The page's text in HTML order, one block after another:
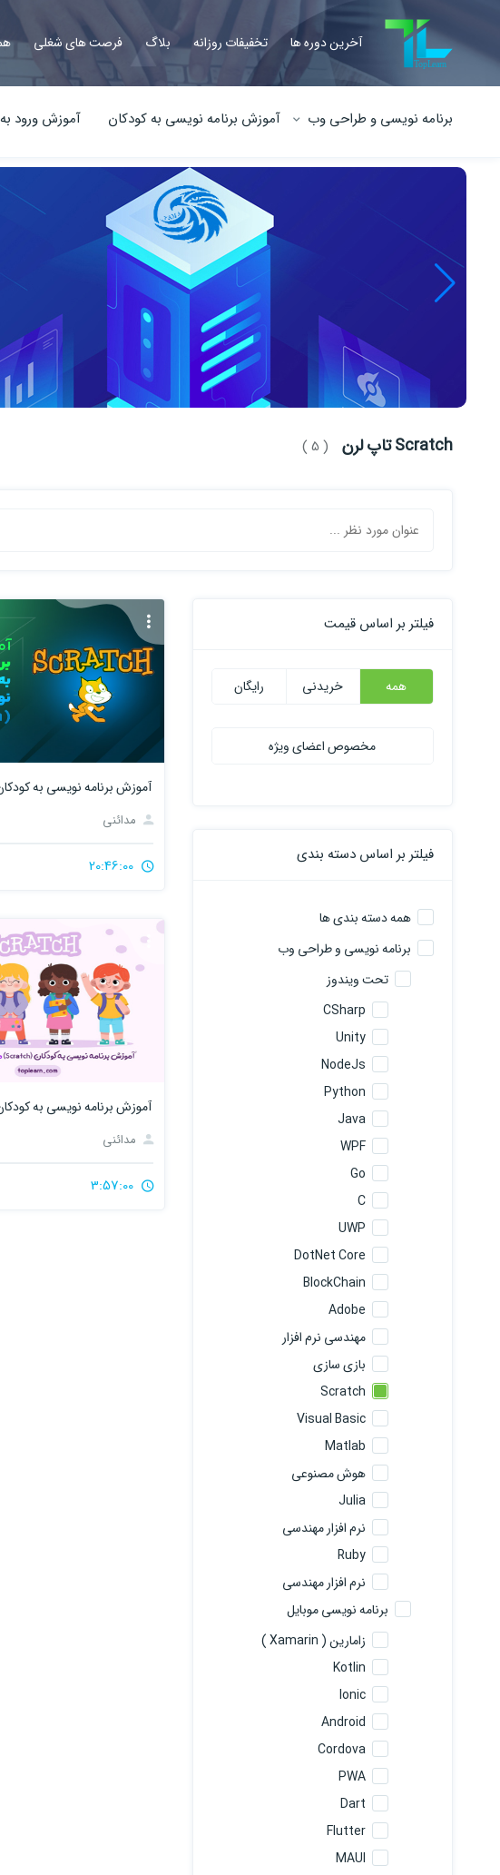
آخرین دوره ها تخفیفات روزانه بلاگ فرصت های شغلی
برنامه نویسی و طراحی وب آموزش برنامه نویسی به کودکان آموزش ورود
Scratch تاپ لرن ( 5 )
فیلتر بر اساس قیمت
همه خریدنی رایگان
مخصوص اعضای ویژه
فیلتر بر اساس دسته بندی
همه دسته بندی ها
برنامه نویسی و طراحی وب
تحت ویندوز
CSharp
Unity
NodeJs
Python
Java
WPF
Go
C
UWP
DotNet Core
BlockChain
Adobe
مهندسی نرم افزار
بازی سازی
Scratch
Visual Basic
Matlab
هوش مصنوعی
Julia
نرم افزار مهندسی
Ruby
نرم افزار مهندسی
برنامه نویسی موبایل
زامارین ( Xamarin )
Kotlin
Ionic
Android
Cordova
PWA
Dart
Flutter
MAUI
مدائنی
20:46:00
مدائنی
3:57:00